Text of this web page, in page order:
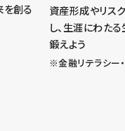
を創る
資産形成やリス
し、生涯にわた
鍛えよう
※金融リテラシー